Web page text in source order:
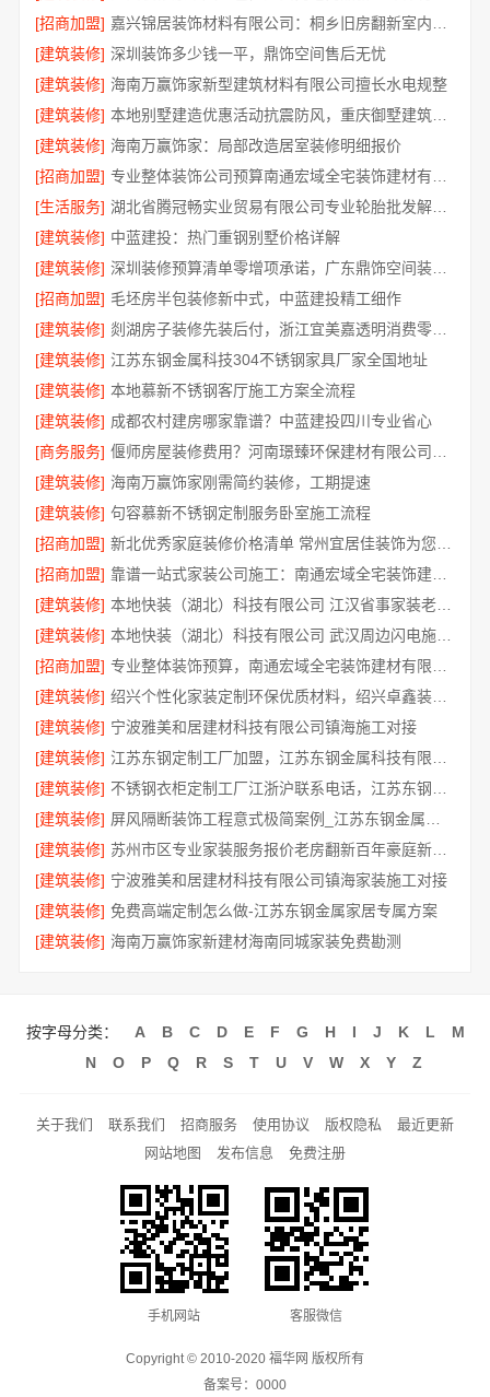
[招商加盟]
[建筑装修] 深圳装饰多少钱一平，鼎饰空间售后无忧
[建筑装修] 海南万赢饰家新型建筑材料有限公司擅长水电规整
[建筑装修]
本地别墅建造优惠活动抗震防风，重庆御墅建筑材料有限公司
[建筑装修] 海南万赢饰家：局部改造居室装修明细报价
[招商加盟]
[生活服务]
湖北省腾冠畅实业贸易有限公司专业轮胎批发解决方案
[建筑装修] 中蓝建投：热门重钢别墅价格详解
[建筑装修]
深圳装修预算清单零增项承诺，广东鼎饰空间装饰工程有限公司
[招商加盟] 毛坯房半包装修新中式，中蓝建投精工细作
[建筑装修]
剡湖房子装修先装后付，浙江宜美嘉透明消费零压力
[建筑装修] 江苏东钢金属科技304不锈钢家具厂家全国地址
[建筑装修] 本地慕新不锈钢客厅施工方案全流程
[建筑装修] 成都农村建房哪家靠谱？中蓝建投四川专业省心
[商务服务]
[建筑装修] 海南万赢饰家刚需简约装修，工期提速
[建筑装修] 句容慕新不锈钢定制服务卧室施工流程
[招商加盟]
[招商加盟]
靠谱一站式家装公司施工：南通宏域全宅装饰建材有限公司交付
[建筑装修]
本地快装（湖北）科技有限公司 江汉省事家装老房翻新，本地团队速响应
[建筑装修]
本地快装（湖北）科技有限公司 武汉周边闪电施工，一楼带院居家优选
[招商加盟]
[建筑装修]
绍兴个性化家装定制环保优质材料，绍兴卓鑫装饰材料有限公司
[建筑装修] 宁波雅美和居建材科技有限公司镇海施工对接
[建筑装修]
[建筑装修]
[建筑装修]
[建筑装修]
苏州市区专业家装服务报价老房翻新百年豪庭新材料
[建筑装修] 宁波雅美和居建材科技有限公司镇海家装施工对接
[建筑装修] 免费高端定制怎么做-江苏东钢金属家居专属方案
[建筑装修] 海南万赢饰家新建材海南同城家装免费勘测
按字母分类： A B C D E F G H I J K L
M
N
O P Q R S T U V W X Y Z
关于我们 联系我们 招商服务 使用协议 版权隐私
最近更新
网站地图
发布信息 免费注册
手机网站 客服微信
Copyright © 2010-2020 福华网 版权所有
备案号： 0000